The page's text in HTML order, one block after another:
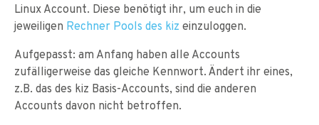
Linux Account. Diese benötigt ihr, um euch in die
jeweiligen Rechner Pools des kiz einzuloggen.
Aufgepasst: am Anfang haben alle Accounts
zufälligerweise das gleiche Kennwort. Ändert ihr eines,
z.B. das des kiz Basis-Accounts, sind die anderen
Accounts davon nicht betroffen.